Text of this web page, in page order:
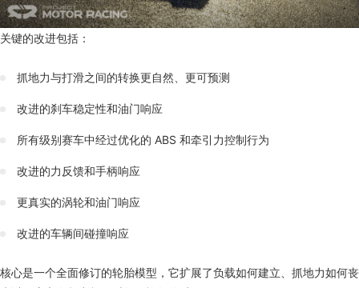
关键的改进包括：
抓地力与打滑之间的转换更自然、更可预测
改进的刹车稳定性和油门响应
所有级别赛车中经过优化的 ABS 和牵引力控制行为
改进的力反馈和手柄响应
更真实的涡轮和油门响应
改进的车辆间碰撞响应
核心是一个全面修订的轮胎模型，它扩展了负载如何建立、抓地力如何丧